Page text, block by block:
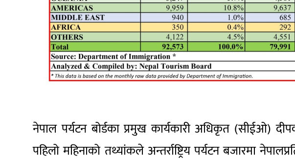
नेपाल पर्यटन बोर्डका प्रमुख कार्यकारी अधिकृत (सीईओ)
पहिलो महिनाको तथ्यांकले अन्तर्राष्ट्रिय पर्यटन बजारमा